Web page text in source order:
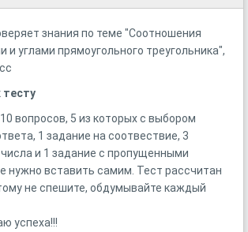
знания по теме "Соотношения
углами прямоугольного треугольника",
тесту
вопросов, 5 из которых с выбором
1 задание на соотвествие, 3
и 1 задание с пропущенными
нужно вставить самим. Тест рассчитан
не спешите, обдумывайте каждый
успеха!!!